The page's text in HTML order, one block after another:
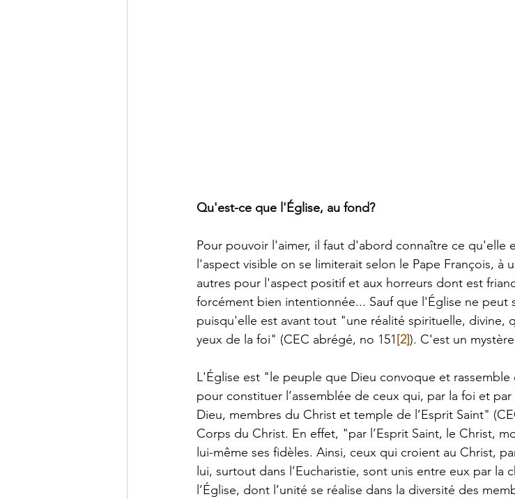
Qu'est-ce que l'Église, au fond?
Pour pouvoir l'aimer, il faut d'abord connaître ce qu'elle
l'aspect visible on se limiterait selon le Pape François, à
autres pour l'aspect positif et aux horreurs dont est
forcément bien intentionnée... Sauf que l'Église ne peut
puisqu'elle est avant tout "une réalité spirituelle, divine,
yeux de la foi" (CEC abrégé, no 151[2]). C'est un
L'Église est "le peuple que Dieu convoque et
pour constituer l’assemblée de ceux qui, par la foi et
Dieu, membres du Christ et temple de l’Esprit Saint"
Corps du Christ. En effet, "par l’Esprit Saint, le Christ,
lui-même ses fidèles. Ainsi, ceux qui croient au Christ,
lui, surtout dans l’Eucharistie, sont unis entre eux par la
l’Église, dont l’unité se réalise dans la diversité des